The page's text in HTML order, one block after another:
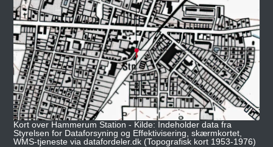
Kort over Hammerum Station - Kilde: Indeholder data fra
Styrelsen for Dataforsyning og Effektivisering, skærmkortet,
WMS-tjeneste via datafordeler.dk (Topografisk kort 1953-1976)